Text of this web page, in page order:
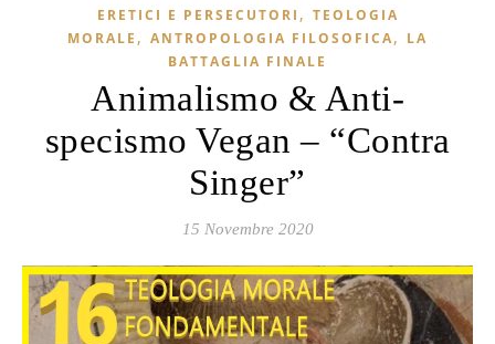
ERETICI E PERSECUTORI , TEOLOGIA
MORALE , ANTROPOLOGIA FILOSOFICA, LA
BATTAGLIA FINALE
Animalismo & Anti-
specismo Vegan – “Contra
Singer”
15 Novembre 2020